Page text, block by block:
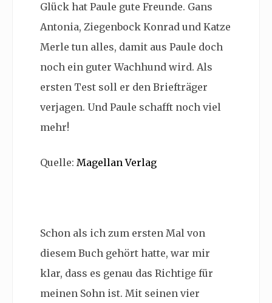
Glück hat Paule gute Freunde. Gans
Antonia, Ziegenbock Konrad und Katze
Merle tun alles, damit aus Paule doch
noch ein guter Wachhund wird. Als
ersten Test soll er den Briefträger
verjagen. Und Paule schafft noch viel
mehr!
Quelle: Magellan Verlag
Schon als ich zum ersten Mal von
diesem Buch gehört hatte, war mir
klar, dass es genau das Richtige für
meinen Sohn ist. Mit seinen vier